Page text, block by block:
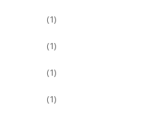
(1)
(1)
(1)
(1)